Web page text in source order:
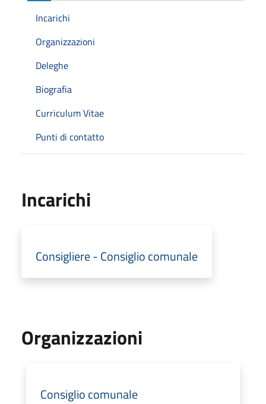
Incarichi
Organizzazioni
Deleghe
Biografia
Curriculum Vitae
Punti di contatto
Incarichi
Consigliere - Consiglio comunale
Organizzazioni
Consiglio comunale